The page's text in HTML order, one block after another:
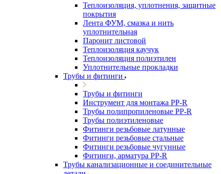
Теплоизоляция, уплотнения, защитные
покрытия
Лента ФУМ, смазка и нить
уплотнительная
Паронит листовой
Теплоизоляция каучук
Теплоизоляция полиэтилен
Уплотнительные прокладки
Трубы и фитинги
Трубы и фитинги
Инструмент для монтажа PP-R
Трубы полипропиленовые PP-R
Трубы полиэтиленовые
Фитинги резьбовые латунные
Фитинги резьбовые стальные
Фитинги резьбовые чугунные
Фитинги, арматура PP-R
Трубы канализационные и соединительные